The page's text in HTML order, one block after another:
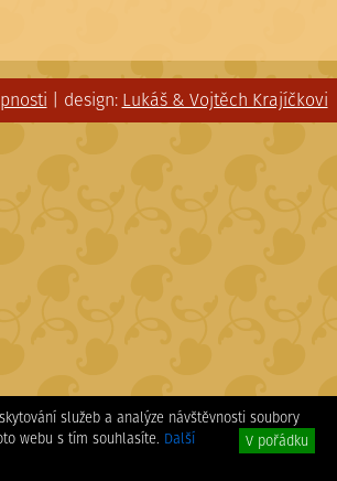
| design: Lukáš & Vojtěch Krajíčkovi
služeb a analýze návštěvnosti soubory
webu s tím souhlasíte.
V pořádku
Další